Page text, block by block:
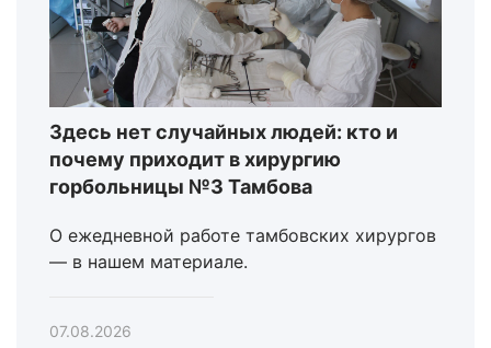
Здесь нет случайных людей: кто и
почему приходит в хирургию
горбольницы №3 Тамбова
О ежедневной работе тамбовских хирургов
— в нашем материале.
07.08.2026